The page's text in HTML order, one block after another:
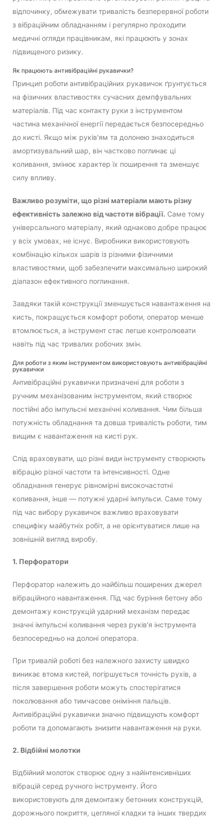
відпочинку, обмежувати тривалість безперервної роботи
з вібраційним обладнанням і регулярно проходити
медичні огляди працівникам, які працюють у зонах
підвищеного ризику.
Як працюють антивібраційні рукавички?
Принцип роботи антивібраційних рукавичок ґрунтується
на фізичних властивостях сучасних демпфувальних
матеріалів. Під час контакту руки з інструментом
частина механічної енергії передається безпосередньо
до кисті. Якщо між руків'ям та долонею знаходиться
амортизувальний шар, він частково поглинає ці
коливання, змінює характер їх поширення та зменшує
силу впливу.
Важливо розуміти, що різні матеріали мають різну
ефективність залежно від частоти вібрації. Саме тому
універсального матеріалу, який однаково добре працює
у всіх умовах, не існує. Виробники використовують
комбінацію кількох шарів із різними фізичними
властивостями, щоб забезпечити максимально широкий
діапазон ефективного поглинання.
Завдяки такій конструкції зменшується навантаження на
кисть, покращується комфорт роботи, оператор менше
втомлюється, а інструмент стає легше контролювати
навіть під час тривалих робочих змін.
Для роботи з яким інструментом використовують антивібраційні
рукавички
Антивібраційні рукавички призначені для роботи з
ручним механізованим інструментом, який створює
постійні або імпульсні механічні коливання. Чим більша
потужність обладнання та довша тривалість роботи, тим
вищим є навантаження на кисті рук.
Слід враховувати, що різні види інструменту створюють
вібрацію різної частоти та інтенсивності. Одне
обладнання генерує рівномірні високочастотні
коливання, інше — потужні ударні імпульси. Саме тому
під час вибору рукавичок важливо враховувати
специфіку майбутніх робіт, а не орієнтуватися лише на
зовнішній вигляд виробу.
1. Перфоратори
Перфоратор належить до найбільш поширених джерел
вібраційного навантаження. Під час буріння бетону або
демонтажу конструкцій ударний механізм передає
значні імпульсні коливання через руків'я інструмента
безпосередньо на долоні оператора.
При тривалій роботі без належного захисту швидко
виникає втома кистей, погіршується точність рухів, а
після завершення роботи можуть спостерігатися
поколювання або тимчасове оніміння пальців.
Антивібраційні рукавички значно підвищують комфорт
роботи та допомагають знизити навантаження на руки.
2. Відбійні молотки
Відбійний молоток створює одну з найінтенсивніших
вібрацій серед ручного інструменту. Його
використовують для демонтажу бетонних конструкцій,
дорожнього покриття, цегляної кладки та інших твердих